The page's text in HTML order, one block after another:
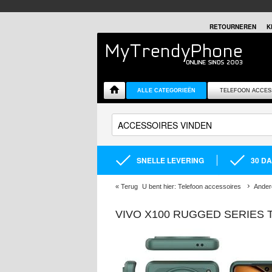
RETOURNEREN
ALLE CATEGORIEËN TELEFOON
SNELLE LEVERING 30
« Terug U bent hier: Telefoon accessoires
VIVO X100 RUGGED SERIES